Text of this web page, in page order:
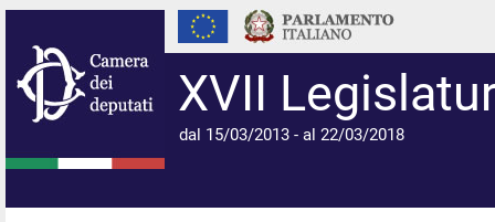
XVII
dal 15/03/2013 - al 22/03/2018